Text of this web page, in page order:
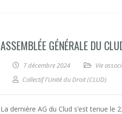
ASSEMBLÉE GÉNÉRALE DU
7 décembre 2024
Vie
Collectif l'Unité du Droit (CLUD)
La dernière AG du Clud s’est tenue le